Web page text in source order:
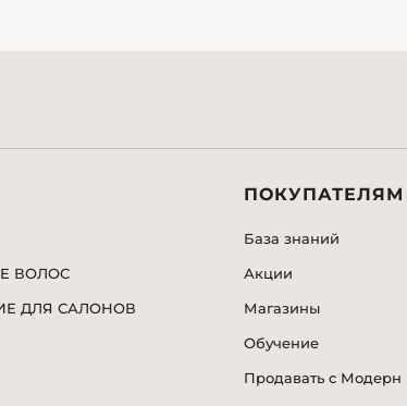
ВОЛОС
ДЛЯ САЛОНОВ
ПОКУПАТЕЛЯМ
База знаний
Акции
Магазины
Обучение
Продавать с Модерн